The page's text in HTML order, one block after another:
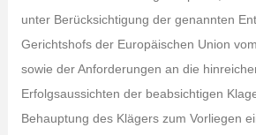
unter Berücksichtigung der genannten
Gerichtshofs der Europäischen Union
sowie der Anforderungen an die
Erfolgsaussichten der beabsichtigen
Behauptung des Klägers zum Vorliegen